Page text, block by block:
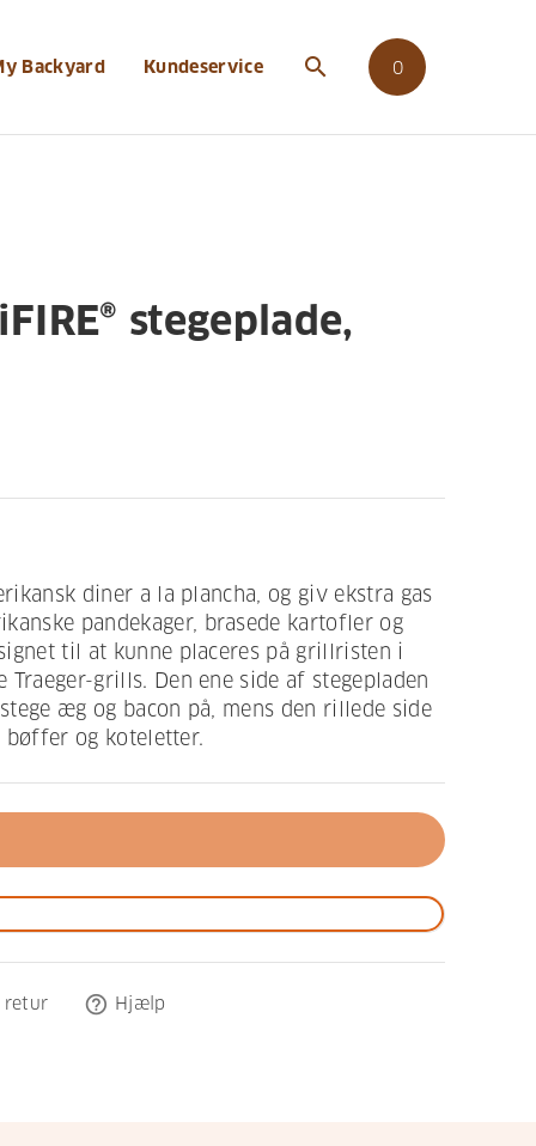
Backyard Kundeservice search 0
stegeplade,
diner a la plancha, og giv ekstra gas
pandekager, brasede kartofler og
til at kunne placeres på grillristen i
Traeger-grills. Den ene side af stegepladen
æg og bacon på, mens den rillede side
og koteletter.
retur help_outline Hjælp